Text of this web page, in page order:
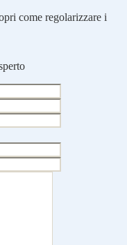
come regolarizzare i